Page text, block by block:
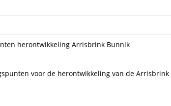
herontwikkeling Arrisbrink Bunnik
voor de herontwikkeling van de